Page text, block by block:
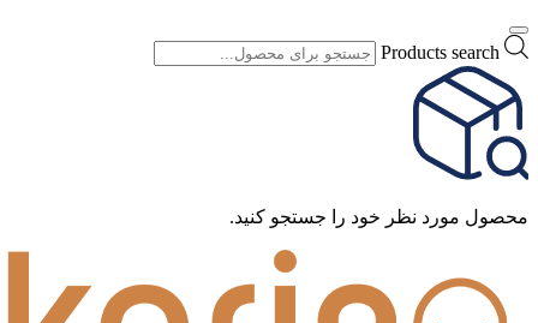
Products search
محصول مورد نظر خود را جستجو کنید.